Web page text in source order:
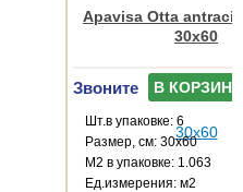
Apavisa Otta
30x60
Звоните В КОРЗИНУ
Шт.в упаковке: 6
Размер, см: 30x60
М2 в упаковке: 1.063
Ед.измерения: м2